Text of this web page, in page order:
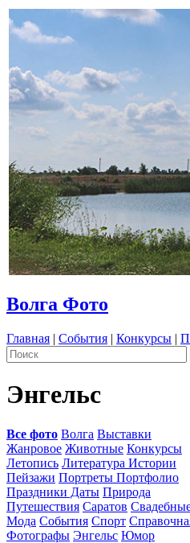
Волга Фото
Главная | События | Конкурсы |
Энгельс
Все фото Волга Выставки
Жанровое Животные Конкурсы
Летопись Литература Истории
Пейзажи Портреты Портфолио
Праздники Даты Природа
Путешествия Саратов
Мода События Спорт
Фотографы Энгельс Юмор